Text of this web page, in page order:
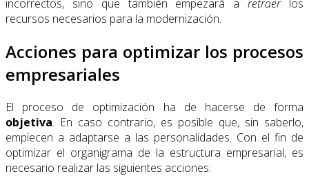
incorrectos, sino que también empezará aretraerlos
recursos necesarios para la modernización.
Acciones para optimizar los procesos
empresariales
El proceso de optimización ha de hacerse de forma
objetiva. En caso contrario, es posible que, sin saberlo,
empiecen a adaptarse a las personalidades. Con el fin de
optimizar el organigrama de la estructura empresarial, es
necesario realizar las siguientes acciones: